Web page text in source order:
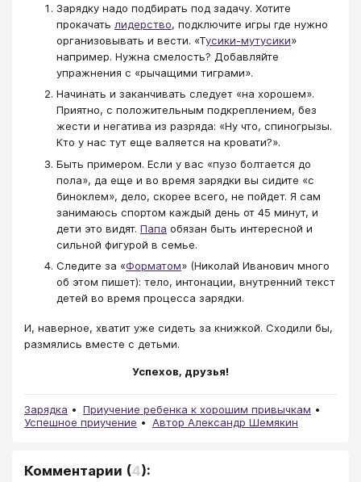
Зарядку надо подбирать под задачу. Хотите
прокачать лидерство, подключите игры где нужно
организовывать и вести. «Тусики-мутусики»
например. Нужна смелость? Добавляйте
упражнения с «рычащими тиграми».
Начинать и заканчивать следует «на хорошем».
Приятно, с положительным подкреплением, без
жести и негатива из разряда: «Ну что, спиногрызы.
Кто у нас тут еще валяется на кровати?».
Быть примером. Если у вас «пузо болтается до
пола», да еще и во время зарядки вы сидите «с
биноклем», дело, скорее всего, не пойдет. Я сам
занимаюсь спортом каждый день от 45 минут, и
дети это видят. Папа обязан быть интересной и
сильной фигурой в семье.
Следите за «Форматом» (Николай Иванович много
об этом пишет): тело, интонации, внутренний текст
детей во время процесса зарядки.
И, наверное, хватит уже сидеть за книжкой. Сходили бы,
размялись вместе с детьми.
Успехов, друзья!
Зарядка
Приучение ребенка к хорошим привычкам
Успешное приучение
Автор Александр Шемякин
Комментарии (4):